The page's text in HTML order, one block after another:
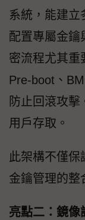
系統，能建立
配置專屬金鑰
密流程尤其重
Pre-boot、
防止回滾攻
用戶存取。
此架構不僅保
金鑰管理的整
亮點二：鏡像